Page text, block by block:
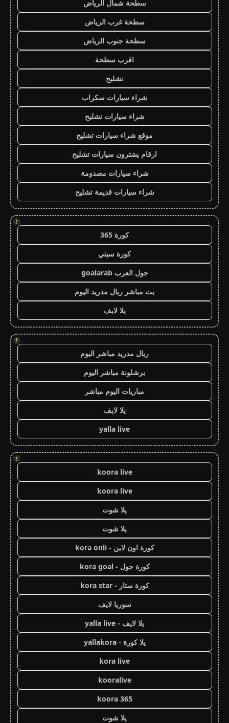
سطحة شمال الرياض
سطحة غرب الرياض
سطحة جنوب الرياض
اقرب سطحة
تشليح
شراء سيارات سكراب
شراء سيارات تشليح
موقع شراء سيارات تشليح
ارقام يشترون سيارات تشليح
شراء سيارات مصدومة
شراء سيارات قديمة تشليح
!
كورة 365
كورة سيتي
جول العرب goalarab
بث مباشر ريال مدريد اليوم
يلا لايف
!
ريال مدريد مباشر اليوم
برشلونة مباشر اليوم
مباريات اليوم مباشر
يلا لايف
yalla live
!
koora live
koora live
يلا شوت
يلا شوت
كورة اون لاين - kora onli
كورة جول - kora goal
كورة ستار - kora star
سوريا لايف
يلا لايف - yalla live
يلا كورة - yallakora
kora live
kooralive
koora 365
يلا شوت